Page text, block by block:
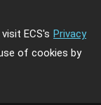
ECS's Privacy
of cookies by